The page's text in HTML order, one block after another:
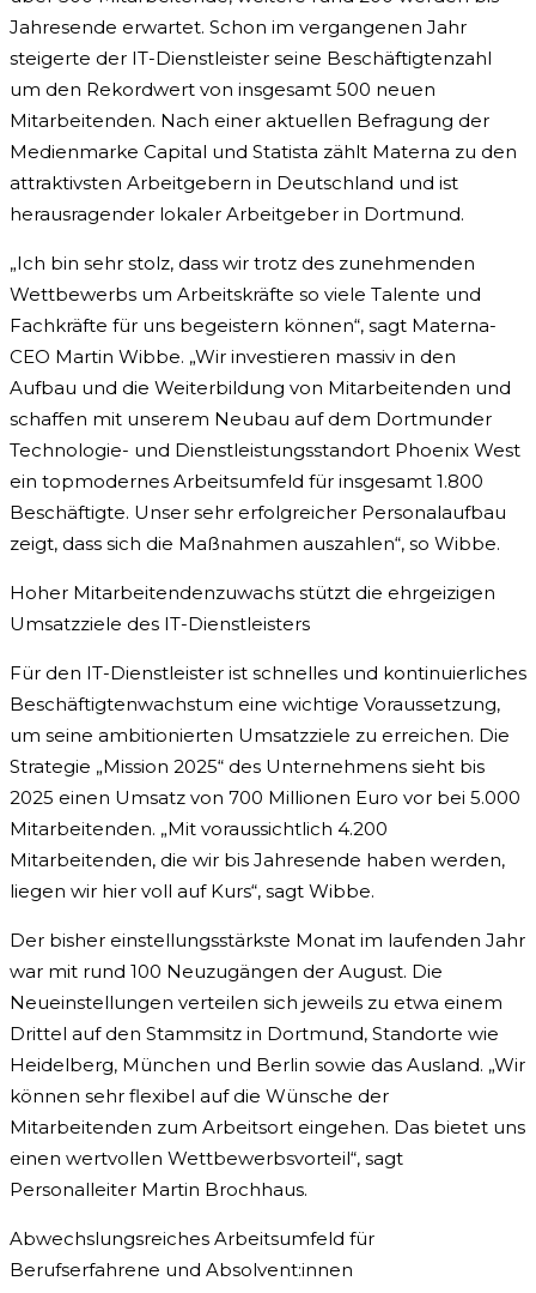
Jahresende erwartet. Schon im vergangenen Jahr
steigerte der IT-Dienstleister seine Beschäftigtenzahl
um den Rekordwert von insgesamt 500 neuen
Mitarbeitenden. Nach einer aktuellen Befragung der
Medienmarke Capital und Statista zählt Materna zu den
attraktivsten Arbeitgebern in Deutschland und ist
herausragender lokaler Arbeitgeber in Dortmund.
„Ich bin sehr stolz, dass wir trotz des zunehmenden
Wettbewerbs um Arbeitskräfte so viele Talente und
Fachkräfte für uns begeistern können“, sagt Materna-
CEO Martin Wibbe. „Wir investieren massiv in den
Aufbau und die Weiterbildung von Mitarbeitenden und
schaffen mit unserem Neubau auf dem Dortmunder
Technologie- und Dienstleistungsstandort Phoenix West
ein topmodernes Arbeitsumfeld für insgesamt 1.800
Beschäftigte. Unser sehr erfolgreicher Personalaufbau
zeigt, dass sich die Maßnahmen auszahlen“, so Wibbe.
Hoher Mitarbeitendenzuwachs stützt die ehrgeizigen
Umsatzziele des IT-Dienstleisters
Für den IT-Dienstleister ist schnelles und kontinuierliches
Beschäftigtenwachstum eine wichtige Voraussetzung,
um seine ambitionierten Umsatzziele zu erreichen. Die
Strategie „Mission 2025“ des Unternehmens sieht bis
2025 einen Umsatz von 700 Millionen Euro vor bei 5.000
Mitarbeitenden. „Mit voraussichtlich 4.200
Mitarbeitenden, die wir bis Jahresende haben werden,
liegen wir hier voll auf Kurs“, sagt Wibbe.
Der bisher einstellungsstärkste Monat im laufenden Jahr
war mit rund 100 Neuzugängen der August. Die
Neueinstellungen verteilen sich jeweils zu etwa einem
Drittel auf den Stammsitz in Dortmund, Standorte wie
Heidelberg, München und Berlin sowie das Ausland. „Wir
können sehr flexibel auf die Wünsche der
Mitarbeitenden zum Arbeitsort eingehen. Das bietet uns
einen wertvollen Wettbewerbsvorteil“, sagt
Personalleiter Martin Brochhaus.
Abwechslungsreiches Arbeitsumfeld für
Berufserfahrene und Absolvent:innen